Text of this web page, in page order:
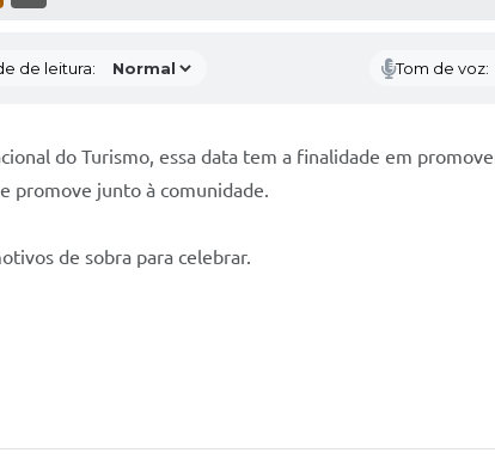
de leitura: Tom de voz:
do Turismo, essa data tem a finalidade em
promove junto à comunidade.
de sobra para celebrar.